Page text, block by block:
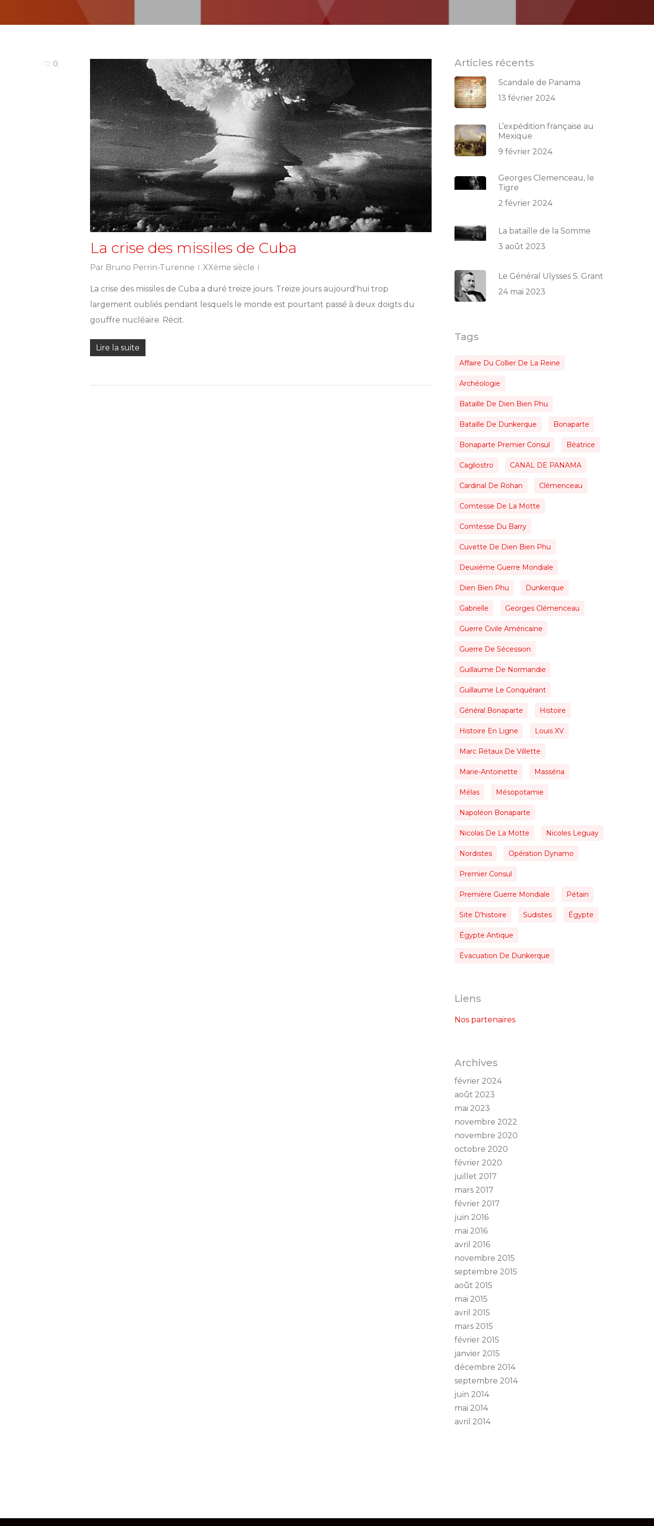
Hit enter to search or ESC to close
0
La crise des missiles de Cuba
Par Bruno Perrin-Turenne XXème siècle
La crise des missiles de Cuba a duré treize jours. Treize jours aujourd'hui trop
largement oubliés pendant lesquels le monde est pourtant passé à deux doigts du
gouffre nucléaire. Récit.
Lire la suite
Articles récents
Scandale de Panama
13 février 2024
L’expédition française au
Mexique
9 février 2024
Georges Clemenceau, le
Tigre
2 février 2024
La bataille de la Somme
3 août 2023
Le Général Ulysses S. Grant
24 mai 2023
Tags
Affaire Du Collier De La Reine
Archéologie
Bataille De Dien Bien Phu
Bataille De Dunkerque Bonaparte
Bonaparte Premier Consul Béatrice
Cagliostro CANAL DE PANAMA
Cardinal De Rohan Clémenceau
Comtesse De La Motte
Comtesse Du Barry
Cuvette De Dien Bien Phu
Deuxième Guerre Mondiale
Dien Bien Phu Dunkerque
Gabrielle Georges Clémenceau
Guerre Civile Américaine
Guerre De Sécession
Guillaume De Normandie
Guillaume Le Conquérant
Général Bonaparte Histoire
Histoire En Ligne Louis XV
Marc Rétaux De Villette
Marie-Antoinette Masséna
Mélas Mésopotamie
Napoléon Bonaparte
Nicolas De La Motte Nicoles Leguay
Nordistes Opération Dynamo
Premier Consul
Première Guerre Mondiale Pétain
Site D'histoire Sudistes Égypte
Égypte Antique
Évacuation De Dunkerque
Liens
Nos partenaires
Archives
février 2024
août 2023
mai 2023
novembre 2022
novembre 2020
octobre 2020
février 2020
juillet 2017
mars 2017
février 2017
juin 2016
mai 2016
avril 2016
novembre 2015
septembre 2015
août 2015
mai 2015
avril 2015
mars 2015
février 2015
janvier 2015
décembre 2014
septembre 2014
juin 2014
mai 2014
avril 2014